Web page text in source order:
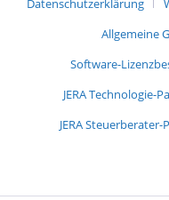
Datenschutzerklärung
Allgemeine
Software-
JERA Technologie-
JERA Steuerberater-